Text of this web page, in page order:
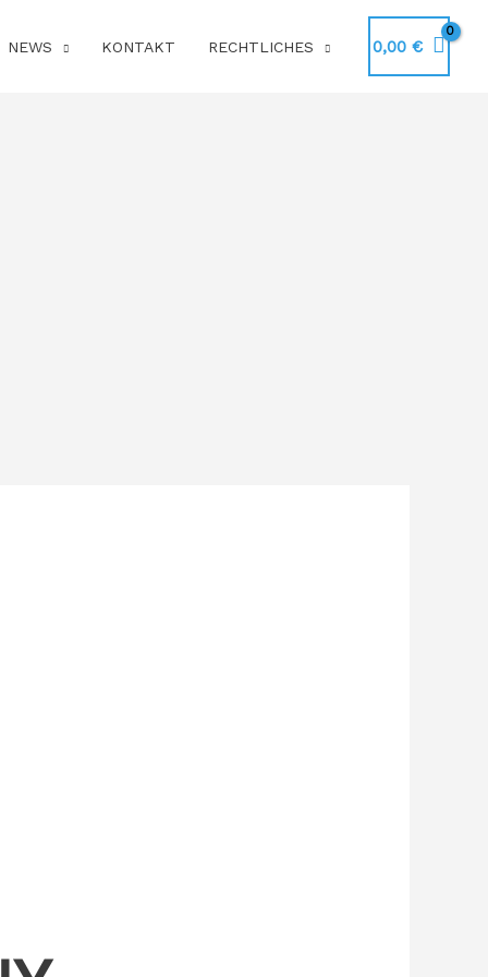
NEWS KONTAKT RECHTLICHES 0,00 €